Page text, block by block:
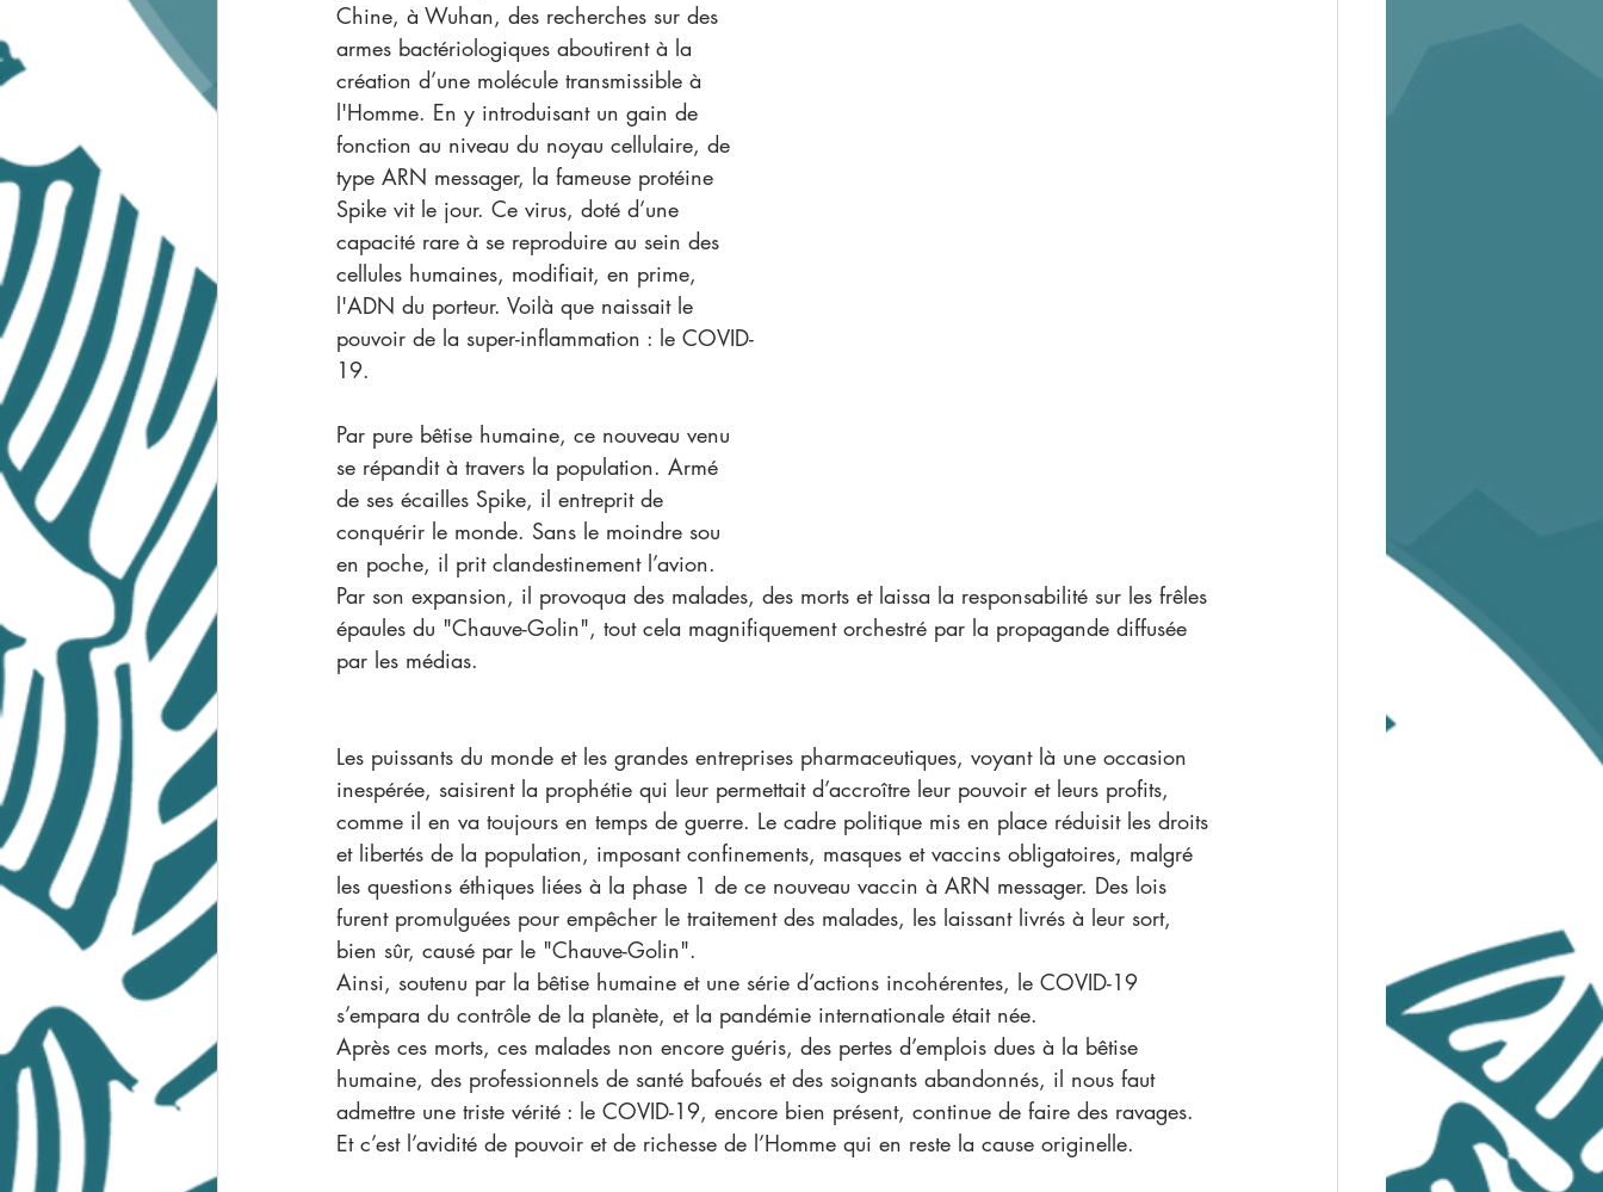
Chine, à Wuhan, des recherches sur des
armes bactériologiques aboutirent à la
création d’une molécule transmissible à
l'Homme. En y introduisant un gain de
fonction au niveau du noyau cellulaire, de
type ARN messager, la fameuse protéine
Spike vit le jour. Ce virus, doté d’une
capacité rare à se reproduire au sein des
cellules humaines, modifiait, en prime,
l'ADN du porteur. Voilà que naissait le
pouvoir de la super-inflammation : le COVID-
19.
Par pure bêtise humaine, ce nouveau venu
se répandit à travers la population. Armé
de ses écailles Spike, il entreprit de
conquérir le monde. Sans le moindre sou
en poche, il prit clandestinement l’avion.
Par son expansion, il provoqua des malades, des morts et laissa la responsabilité sur les frêles
épaules du "Chauve-Golin", tout cela magnifiquement orchestré par la propagande diffusée
par les médias.
Les puissants du monde et les grandes entreprises pharmaceutiques, voyant là une occasion
inespérée, saisirent la prophétie qui leur permettait d’accroître leur pouvoir et leurs profits,
comme il en va toujours en temps de guerre. Le cadre politique mis en place réduisit les droits
et libertés de la population, imposant confinements, masques et vaccins obligatoires, malgré
les questions éthiques liées à la phase 1 de ce nouveau vaccin à ARN messager. Des lois
furent promulguées pour empêcher le traitement des malades, les laissant livrés à leur sort,
bien sûr, causé par le "Chauve-Golin".
Ainsi, soutenu par la bêtise humaine et une série d’actions incohérentes, le COVID-19
s’empara du contrôle de la planète, et la pandémie internationale était née.
Après ces morts, ces malades non encore guéris, des pertes d’emplois dues à la bêtise
humaine, des professionnels de santé bafoués et des soignants abandonnés, il nous faut
admettre une triste vérité : le COVID-19, encore bien présent, continue de faire des ravages.
Et c’est l’avidité de pouvoir et de richesse de l’Homme qui en reste la cause originelle.